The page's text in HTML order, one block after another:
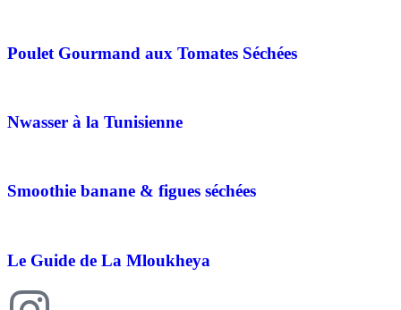
Poulet Gourmand aux Tomates Séchées
Nwasser à la Tunisienne
Smoothie banane & figues séchées
Le Guide de La Mloukheya